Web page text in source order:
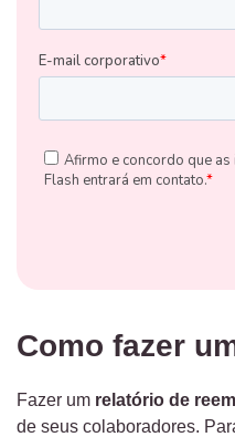
Como fazer
Fazer um relatório de
de seus colaboradores.